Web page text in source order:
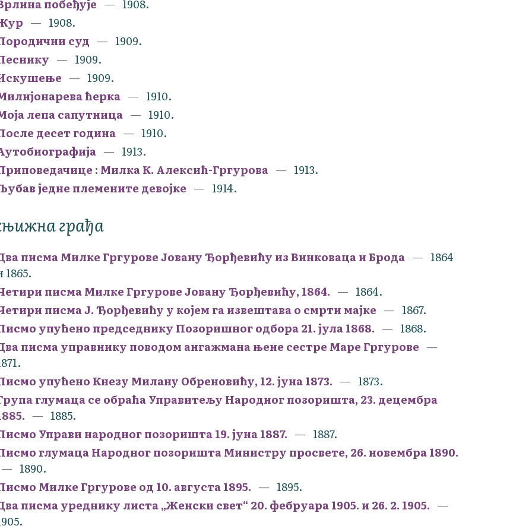
побеђује
1908.
1908.
суд
1909.
1909.
1909.
ћерка
1910.
лепа сапутница
1910.
десет година
1910.
1913.
: Милка К. Алексић-Гргурова
1913.
једне племените девојке
1914.
грађа
писма Милке Гргурове Јовану Ђорђевићу из Винковаца и Брода
1864
1865.
писма Милке Гргурове Јовану Ђорђевићу, 1864.
1864.
писма Ј. Ђорђевићу у којем га извештава о смрти мајке
1867.
упућено председнику Позоришног одбора 21. јула 1868.
1868.
писма управнику поводом ангажмана њене сестре Маре Гргурове
упућено Кнезу Милану Обреновићу, 12. јуна 1873.
1873.
глумаца се обраћа Управитељу Народног позоришта, 23. децембра
1885.
Управи народног позоришта 19. јуна 1887.
1887.
глумаца Народног позоришта Министру просвете, 26. новембра 1890.
1890.
Милке Гргурове од 10. августа 1895.
1895.
писма уреднику листа „Женски свет“ 20. фебруара 1905. и 26. 2. 1905.